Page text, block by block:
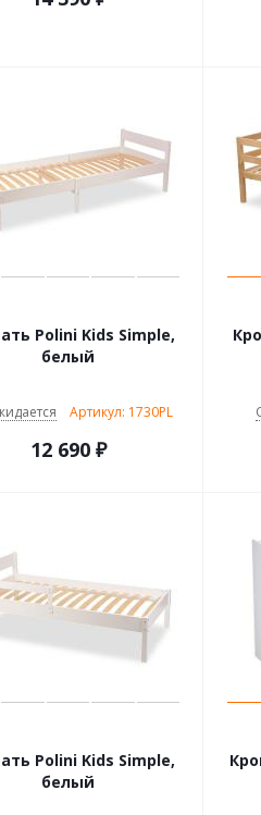
Polini Kids Simple,
белый
Артикул: 1730PL
12 690₽
Polini Kids Simple,
белый